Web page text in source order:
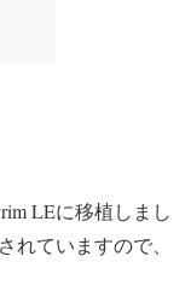
LEに移植しまし
れていますので、